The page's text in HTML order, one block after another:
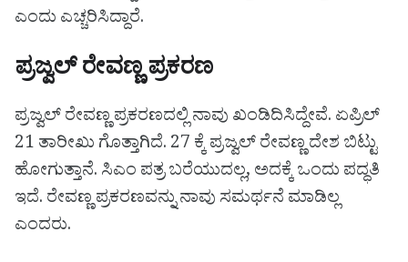
ಎಂದು ಎಚ್ಚರಿಸಿದ್ದಾರೆ.
ಪ್ರಜ್ವಲ್ ರೇವಣ್ಣ ಪ್ರಕರಣ
ಪ್ರಜ್ವಲ್ ರೇವಣ್ಣ ಪ್ರಕರಣದಲ್ಲಿ ನಾವು ಖಂಡಿದಿಸಿದ್ದೇವೆ. ಏಪ್ರಿಲ್
21 ತಾರೀಖು ಗೊತ್ತಾಗಿದೆ. 27 ಕ್ಕೆ ಪ್ರಜ್ವಲ್ ರೇವಣ್ಣ ದೇಶ ಬಿಟ್ಟು
ಹೋಗುತ್ತಾನೆ. ಸಿಎಂ ಪತ್ರ ಬರೆಯುದಲ್ಲ, ಅದಕ್ಕೆ ಒಂದು ಪದ್ಧತಿ
ಇದೆ. ರೇವಣ್ಣ ಪ್ರಕರಣವನ್ನು ನಾವು ಸಮರ್ಥನೆ ಮಾಡಿಲ್ಲ
ಎಂದರು.